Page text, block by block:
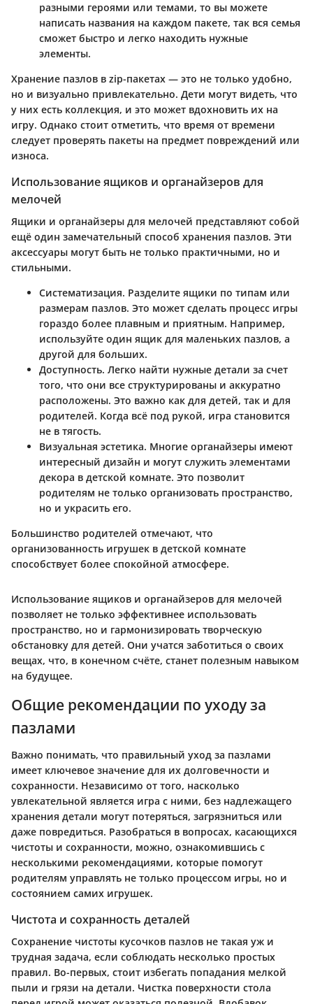
разными героями или темами, то вы можете
написать названия на каждом пакете, так вся семья
сможет быстро и легко находить нужные
элементы.
Хранение пазлов в zip-пакетах — это не только удобно,
но и визуально привлекательно. Дети могут видеть, что
у них есть коллекция, и это может вдохновить их на
игру. Однако стоит отметить, что время от времени
следует проверять пакеты на предмет повреждений или
износа.
Использование ящиков и органайзеров для
мелочей
Ящики и органайзеры для мелочей представляют собой
ещё один замечательный способ хранения пазлов. Эти
аксессуары могут быть не только практичными, но и
стильными.
Систематизация. Разделите ящики по типам или
размерам пазлов. Это может сделать процесс игры
гораздо более плавным и приятным. Например,
используйте один ящик для маленьких пазлов, а
другой для больших.
Доступность. Легко найти нужные детали за счет
того, что они все структурированы и аккуратно
расположены. Это важно как для детей, так и для
родителей. Когда всё под рукой, игра становится
не в тягость.
Визуальная эстетика. Многие органайзеры имеют
интересный дизайн и могут служить элементами
декора в детской комнате. Это позволит
родителям не только организовать пространство,
но и украсить его.
Большинство родителей отмечают, что
организованность игрушек в детской комнате
способствует более спокойной атмосфере.
Использование ящиков и органайзеров для мелочей
позволяет не только эффективнее использовать
пространство, но и гармoнизировать творческую
обстановку для детей. Они учатся заботиться о своих
вещах, что, в конечном счёте, станет полезным навыком
на будущее.
Общие рекомендации по уходу за
пазлами
Важно понимать, что правильный уход за пазлами
имеет ключевое значение для их долговечности и
сохранности. Независимо от того, насколько
увлекательной является игра с ними, без надлежащего
хранения детали могут потеряться, загрязниться или
даже повредиться. Разобраться в вопросах, касающихся
чистоты и сохранности, можно, ознакомившись с
несколькими рекомендациями, которые помогут
родителям управлять не только процессом игры, но и
состоянием самих игрушек.
Чистота и сохранность деталей
Сохранение чистоты кусочков пазлов не такая уж и
трудная задача, если соблюдать несколько простых
правил. Во-первых, стоит избегать попадания мелкой
пыли и грязи на детали. Чистка поверхности стола